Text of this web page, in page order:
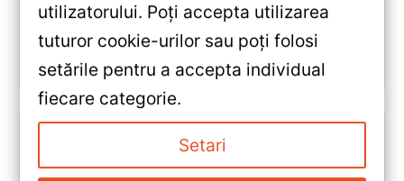
multimedia completă.
utilizatorului. Poți accepta utilizarea
tuturor cookie-urilor sau poți folosi
setările pentru a accepta individual
fiecare categorie.
Setari